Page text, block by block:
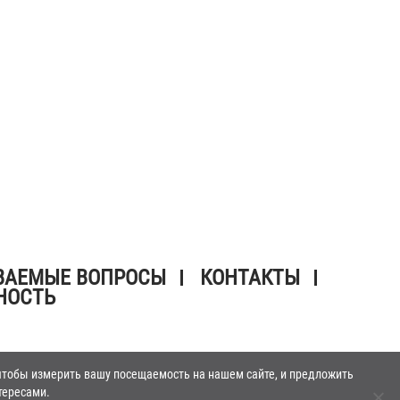
ВОПРОСЫ КОНТАКТЫ
измерить вашу посещаемость на нашем сайте, и предложить